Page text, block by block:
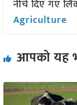
नीचे दिए गए
Agriculture
आपको यह